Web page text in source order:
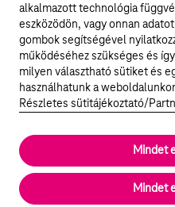
Legyél a Hello
© 2024
alkalmazott technológia
eszközödön, vagy onnan
gombok segítségével
működéséhez szükséges és
milyen választható sütiket és
használhatunk a
Részletes sütitájékoztató/
Mindet
Mindet